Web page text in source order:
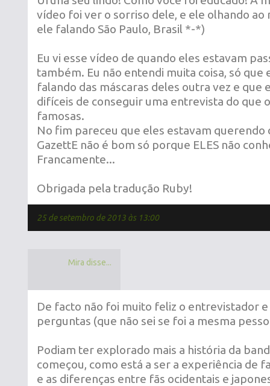
vídeo foi ver o sorriso dele, e ele olhando
ele falando São Paulo, Brasil *-*)
Eu vi esse vídeo de quando eles estavam
também. Eu não entendi muita coisa, só que
falando das máscaras deles outra vez e que
difíceis de conseguir uma entrevista do que
famosas.
No fim pareceu que eles estavam querendo
GazettE não é bom só porque ELES não
Francamente...
Obrigada pela tradução Ruby!
25 de setembro de 2013 às 13:00
Mira disse...
De facto não foi muito feliz o entrevistador
perguntas (que não sei se foi a mesma
Podiam ter explorado mais a história da
começou, como está a ser a experiência de
e as diferenças entre fãs ocidentais e